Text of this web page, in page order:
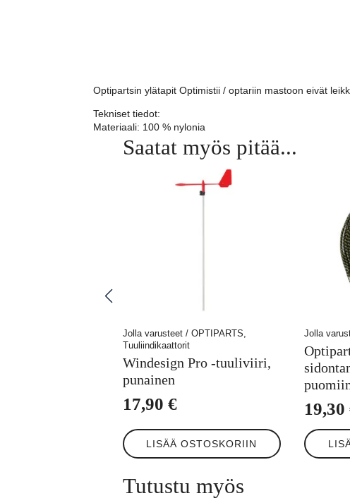
Optipartsin ylätapit Optimistii / optariin mastoon eivät
Tekniset tiedot:
Materiaali: 100 % nylonia
Saatat myös pitää...
Jolla varusteet / OPTIPARTS,
Tuuliindikaattorit
Windesign Pro -tuuliviiri,
punainen
17,90 €
LISÄÄ OSTOSKORIIN
Jolla
19,30
Tutustu myös